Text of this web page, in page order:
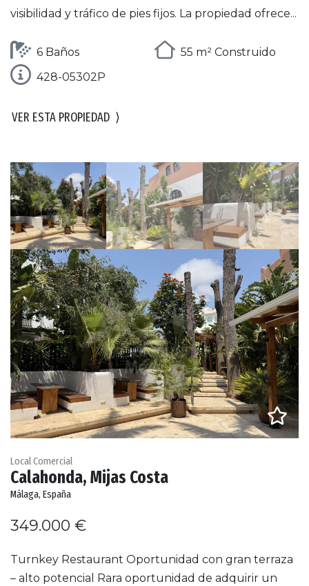
visibilidad y tráfico de pies fijos. La propiedad ofrece...
6 Baños
55 m² Construido
428-05302P
VER ESTA PROPIEDAD ⟩
Local Comercial
Calahonda, Mijas Costa
Málaga, España
349.000 €
Turnkey Restaurant Oportunidad con gran terraza
– alto potencial Rara oportunidad de adquirir un